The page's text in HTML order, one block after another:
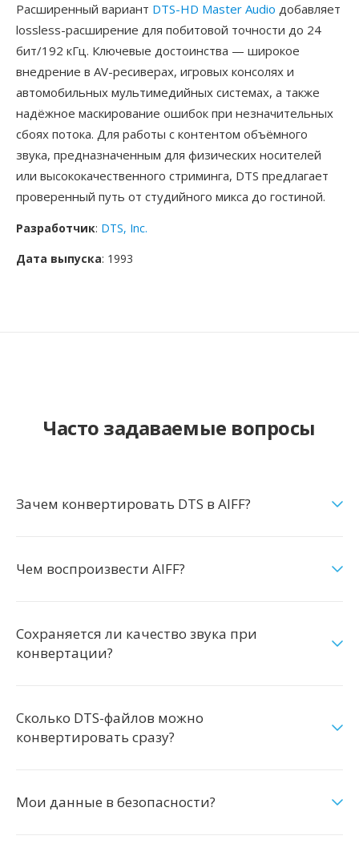
Расширенный вариант DTS-HD Master Audio добавляет
lossless-расширение для побитовой точности до 24
бит/192 кГц. Ключевые достоинства — широкое
внедрение в AV-ресиверах, игровых консолях и
автомобильных мультимедийных системах, а также
надёжное маскирование ошибок при незначительных
сбоях потока. Для работы с контентом объёмного
звука, предназначенным для физических носителей
или высококачественного стриминга, DTS предлагает
проверенный путь от студийного микса до гостиной.
Разработчик: DTS, Inc.
Дата выпуска: 1993
Часто задаваемые вопросы
Зачем конвертировать DTS в AIFF?
Чем воспроизвести AIFF?
Сохраняется ли качество звука при
конвертации?
Сколько DTS-файлов можно
конвертировать сразу?
Мои данные в безопасности?